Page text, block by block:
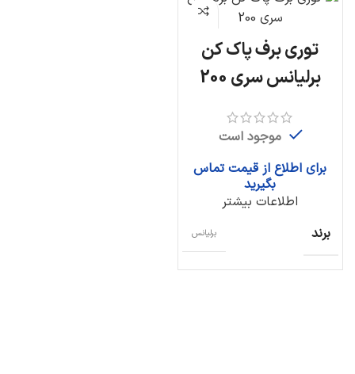
توری برف پاک کن
برلیانس سری 200
موجود است
برای اطلاع از قیمت تماس
بگیرید
اطلاعات بیشتر
برند
برلیانس